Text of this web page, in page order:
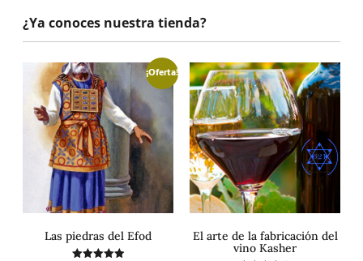
¿Ya conoces nuestra tienda?
¡Oferta!
Las piedras del Efod
El arte de la fabricación del
vino Kasher